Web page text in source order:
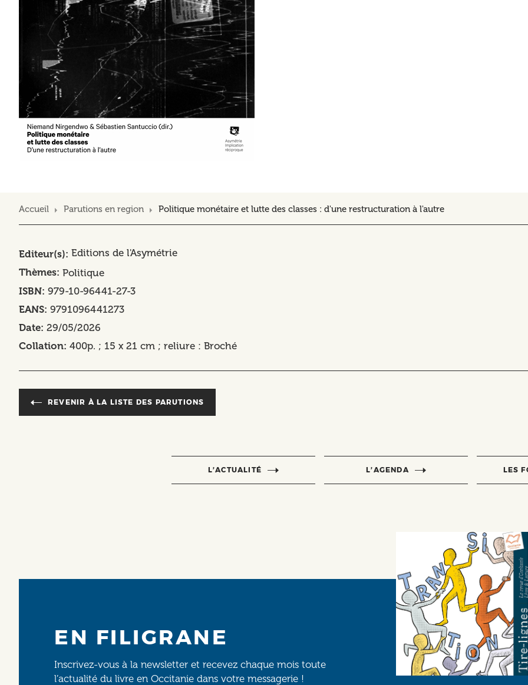
Accueil Parutions en region Politique monétaire et lutte des classes : d'une restructuration à l'autre
Editeur(s) Editions de l'Asymétrie
Thèmes Politique
ISBN 979-10-96441-27-3
EANS 9791096441273
Date 29/05/2026
Collation 400p. ; 15 x 21 cm ; reliure : Broché
REVENIR À LA LISTE DES PARUTIONS
L’ACTUALITÉ L’AGENDA LES
EN FILIGRANE
Inscrivez-vous à la newsletter et recevez chaque mois toute
l’actualité du livre en Occitanie dans votre messagerie !